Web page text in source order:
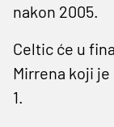
nakon 2005.
Celtic će u
Mirrena koji
1.